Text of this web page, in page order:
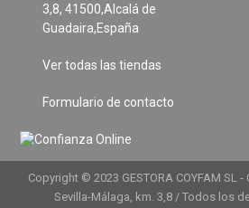
3,8, 41500,Alcalá de
Guadaira,España
Ver todas las tiendas
Formulario de contacto
Copyright © 2023 GESTORA COYFAM SL -
Sevilla-Málaga, km. 3,8 / Todos los